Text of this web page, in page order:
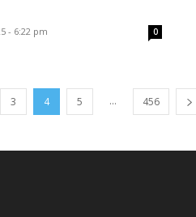
- 6:22 pm 0
3 4 5 ... 456